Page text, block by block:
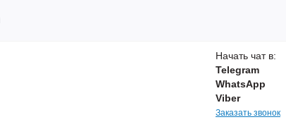
Начать чат в:
Telegram
WhatsApp
Viber
Заказать звонок